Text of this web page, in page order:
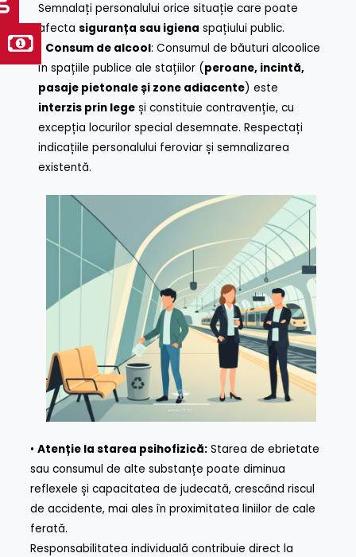
Semnalați personalului orice situație care poate
afectasiguranța sau igiena spațiului public.
Consum de alcool: Consumul de băuturi alcoolice
în spațiile publice ale stațiilor (peroane, incintă,
pasaje pietonale și zone adiacente) este
interzis prin lege și constituie contravenție, cu
excepția locurilor special desemnate. Respectați
indicațiile personalului feroviar și semnalizarea
existentă.
•Atenție la starea psihofizică: Starea de ebrietate
sau consumul de alte substanțe poate diminua
reflexele și capacitatea de judecată, crescând riscul
de accidente, mai ales în proximitatea liniilor de cale
ferată.
Responsabilitatea individuală contribuie direct la